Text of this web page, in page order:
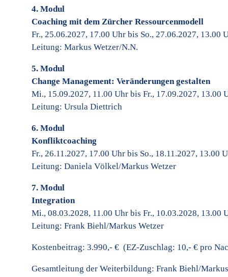
4. Modul
Coaching mit dem Zürcher Ressourcenmodell
Fr., 25.06.2027, 17.00 Uhr bis So., 27.06.2027, 13.00
Leitung: Markus Wetzer/N.N.
5. Modul
Change Management: Veränderungen gestalten
Mi., 15.09.2027, 11.00 Uhr bis Fr., 17.09.2027, 13.00
Leitung: Ursula Diettrich
6. Modul
Konfliktcoaching
Fr., 26.11.2027, 17.00 Uhr bis So., 18.11.2027, 13.00
Leitung: Daniela Völkel/Markus Wetzer
7. Modul
Integration
Mi., 08.03.2028, 11.00 Uhr bis Fr., 10.03.2028, 13.00
Leitung: Frank Biehl/Markus Wetzer
Kostenbeitrag: 3.990,- € (EZ-Zuschlag: 10,- € pro
Gesamtleitung der Weiterbildung: Frank Biehl/